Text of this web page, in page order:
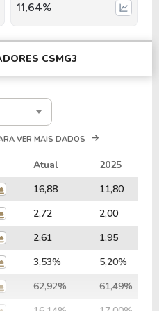
11,64%
CSMG3
VER MAIS DADOS
Atual
2025
16,88
11,80
2,72
2,00
2,61
1,95
3,53%
5,20%
62,92%
61,49%